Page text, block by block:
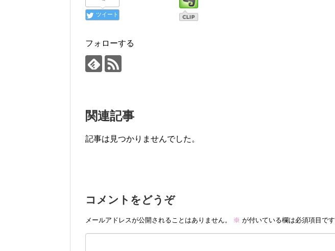
ツイート
フォローする
関連記事
記事は見つかりませんでした。
コメントをどうぞ
メールアドレスが公開されることはありません。 ※ が付いている欄は必須項目です